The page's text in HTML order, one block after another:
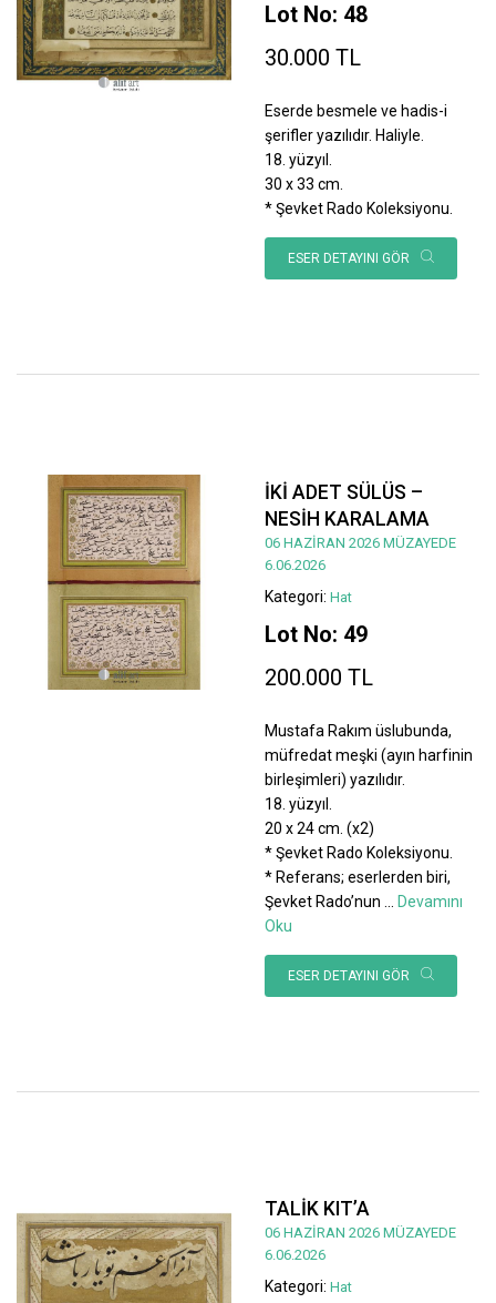
Lot No: 48
30.000 TL
Eserde besmele ve hadis-i
şerifler yazılıdır. Haliyle.
18. yüzyıl.
30 x 33 cm.
* Şevket Rado Koleksiyonu.
ESER DETAYINI GÖR
İKİ ADET SÜLÜS –
NESİH KARALAMA
06 HAZİRAN 2026 MÜZAYEDE
6.06.2026
Kategori: Hat
Lot No: 49
200.000 TL
Mustafa Rakım üslubunda,
müfredat meşki (ayın harfinin
birleşimleri) yazılıdır.
18. yüzyıl.
20 x 24 cm. (x2)
* Şevket Rado Koleksiyonu.
* Referans; eserlerden biri,
Şevket Rado’nun
Devamını
Oku
ESER DETAYINI GÖR
TALİK KIT’A
06 HAZİRAN 2026 MÜZAYEDE
6.06.2026
Kategori: Hat